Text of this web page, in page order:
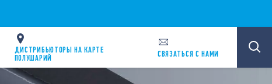
ДИСТРИБЬЮТОРЫ НА КАРТЕ
ПОЛУШАРИЙ
CВЯЗАТЬСЯ С НАМИ